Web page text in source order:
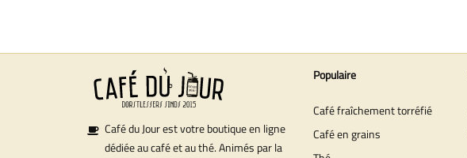
Café du Jour est votre boutique en ligne
dédiée au café et au thé. Animés par la
Populaire
Café fraîchement torréfié
Café en grains